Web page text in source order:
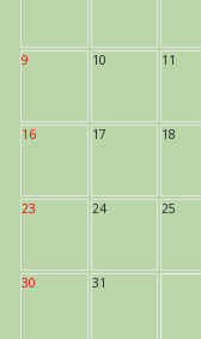
9 10 11
16 17 18
23 24 25
30 31